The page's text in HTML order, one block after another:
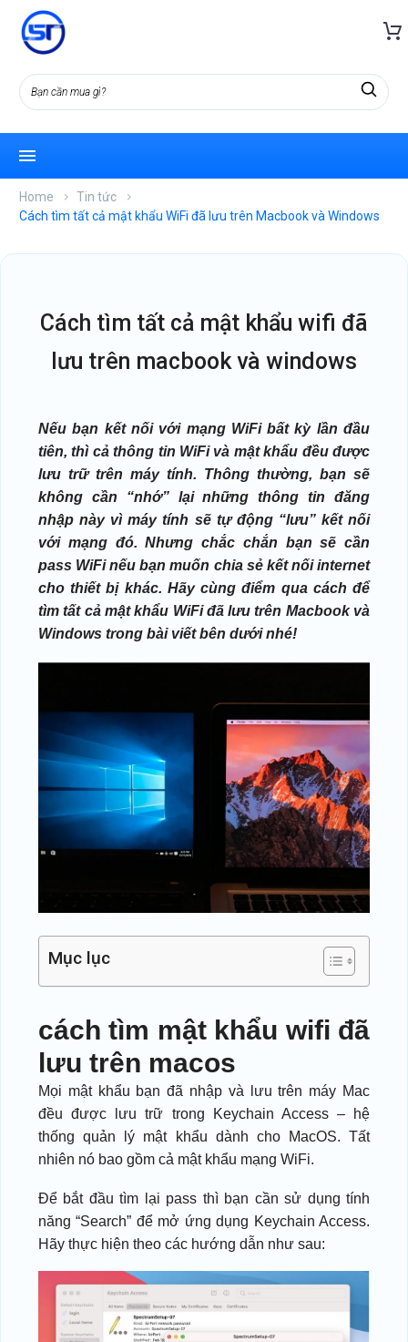
Home
Tin tức
Cách tìm tất cả mật khẩu WiFi đã lưu trên Macbook và Windows
cách tìm tất cả mật khẩu wifi đã
lưu trên macbook và windows
Nếu bạn kết nối với mạng WiFi bất kỳ lần đầu
tiên, thì cả thông tin WiFi và mật khẩu đều được
lưu trữ trên máy tính. Thông thường, bạn sẽ
không cần “nhớ” lại những thông tin đăng
nhập này vì máy tính sẽ tự động “lưu” kết nối
với mạng đó. Nhưng chắc chắn bạn sẽ cần
pass WiFi nếu bạn muốn chia sẻ kết nối internet
cho thiết bị khác. Hãy cùng điểm qua cách để
tìm tất cả mật khẩu WiFi đã lưu trên Macbookvà
Windows trong bài viết bên dưới nhé!
Mục lục
cách tìm mật khẩu wifi đã
lưu trên macos
Mọi mật khẩu bạn đã nhập và lưu trên máy Mac
đều được lưu trữ trong Keychain Access – hệ
thống quản lý mật khẩu dành cho MacOS. Tất
nhiên nó bao gồm cả mật khẩu mạng WiFi.
Để bắt đầu tìm lại pass thì bạn cần sử dụng tính
năng “Search” để mở ứng dụng Keychain Access.
Hãy thực hiện theo các hướng dẫn như sau: